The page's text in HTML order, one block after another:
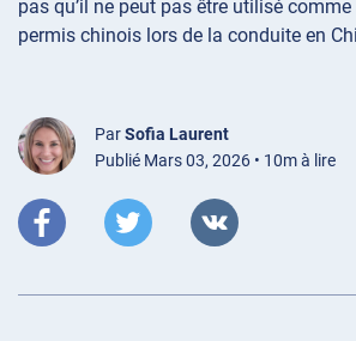
pas qu’il ne peut pas être utilisé
permis chinois lors de la conduite en
ParSofia Laurent
Publié Mars 03, 2026 • 10m à lire